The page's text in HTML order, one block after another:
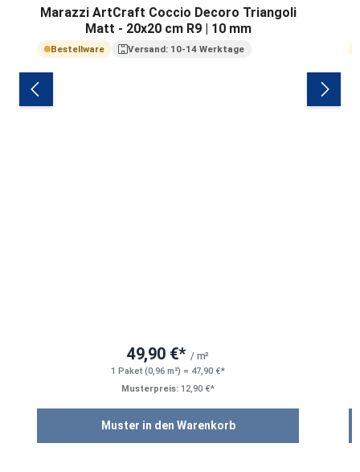
Marazzi ArtCraft Coccio Decoro Triangoli
Matt - 20x20 cm R9 | 10 mm
Bestellware Versand: 10-14 Werktage
49,90 €* / m²
1 Paket (0,96 m²) = 47,90 €*
Musterpreis: 12,90 €*
Muster in den Warenkorb